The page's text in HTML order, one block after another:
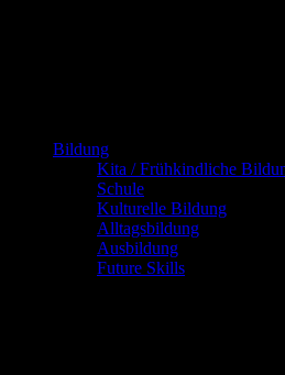
Bildung
Kita / Frühkindliche
Schule
Kulturelle Bildung
Alltagsbildung
Ausbildung
Future Skills